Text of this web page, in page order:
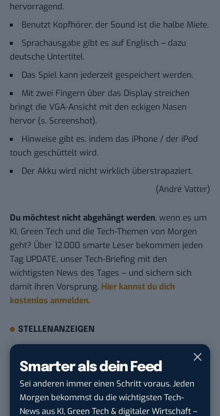
Smarter als dein Feed
Sei anderen immer einen Schritt voraus. Jeden
Morgen bekommst du die wichtigsten Tech-
News aus KI, Green Tech & digitaler Wirtschaft –
hervorragend.
Benutzt Kopfhörer, der Sound ist die halbe Miete.
Sprachausgabe gibt es auf Englisch – dazu
deutsche Untertitel.
Das Spiel kann jederzeit gespeichert werden.
Mit zwei Fingern über das Display streichen
bringt die VGA-Ansicht mit den eckigen Nasen
hervor (s. Screenshot).
Hinweise gibt es, indem das iPhone / der iPod
touch geschüttelt wird.
Der Akku wird nicht wirklich überstrapaziert.
(André Vatter)
Du möchtest nicht abgehängt werden, wenn es um
KI, Green Tech und die Tech-Themen von Morgen
geht? Über 12.000 smarte Leser bekommen jeden
Tag UPDATE, unser Tech-Briefing mit den
wichtigsten News des Tages – und sichern sich
damit ihren Vorsprung. Hier kannst du dich
kostenlos anmelden.
STELLENANZEIGEN
moveUP Media GmbH inDüsseldorf
Anforderungs- und Projektmanager
touristische...